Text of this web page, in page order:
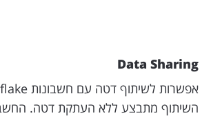
Data Sharing
השיתוף מתבצע ללא העתקת דטה.